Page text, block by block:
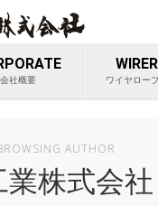
ワ
会社概要 ワイヤロー
AUTHOR
株式会社